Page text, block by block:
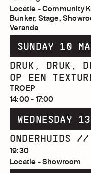
Locatie - Community
Bunker, Stage,
Veranda
SUNDAY 10
DRUK, DRUK,
OP EEN
TROEP
14:00 - 17:00
WEDNESDAY
ONDERHUIDS
19:30
Locatie - Showroom